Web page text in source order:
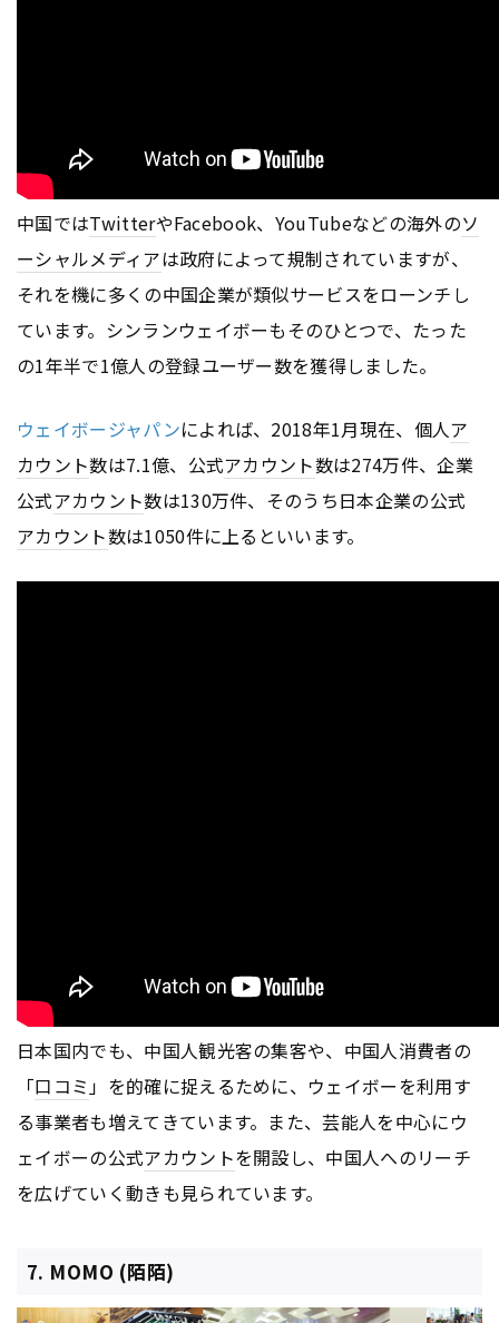
中国ではTwitterやFacebook、YouTubeなどの海外のソ
ーシャルメディアは政府によって規制されていますが、
それを機に多くの中国企業が類似サービスをローンチし
ています。シンランウェイボーもそのひとつで、たった
の1年半で1億人の登録ユーザー数を獲得しました。
ウェイボージャパンによれば、2018年1月現在、個人ア
カウント数は7.1億、公式アカウント数は274万件、企業
公式アカウント数は130万件、そのうち日本企業の公式
アカウント数は1050件に上るといいます。
日本国内でも、中国人観光客の集客や、中国人消費者の
「口コミ 」を的確に捉えるために、ウェイボーを利用す
る事業者も増えてきています。また、芸能人を中心にウ
ェイボーの公式アカウントを開設し、中国人へのリーチ
を広げていく動きも見られています。
7. MOMO (陌陌)